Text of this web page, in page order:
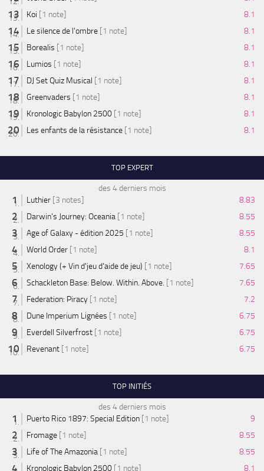
Koi [1 note]
8.1
Le silence de l'ombre [1 note]
8.1
Borealis [1 note]
8.1
Lumios [1 note]
8.1
DJ Set Quiz Musical [1 note]
8.1
Greenvaders [1 note]
8.1
Kronologic Babylon 2500 [1 note]
8.1
Les enfants de la résistance [1 note] 8.1
TOP EXPERT
des 4 derniers mois
Luthier [3 notes]
8.83
Darwin's Journey: Oceania [1 note]
8.55
Age of Galaxy - édition 2025 [1 note]
8.55
World Order [1 note]
8.1
Xenology (+ Vin d'jeu d'aide de jeu) [1 note]
7.65
Schackleton Base: Below. Within. Above. [1 note]
7.65
Federation: Piracy [1 note]
7.2
Dune Imperium Lignées [1 note]
6.75
Everdell Silverfrost [1 note]
6.75
Revenant [1 note] 6.75
TOP INITIÉS
des 4 derniers mois
Puerto Rico 1897: Special Edition [1 note]
9
Fromage [1 note]
8.55
Life of The Amazonia [1 note]
8.55
Kronologic Babylon 2500 [1 note] 8.1